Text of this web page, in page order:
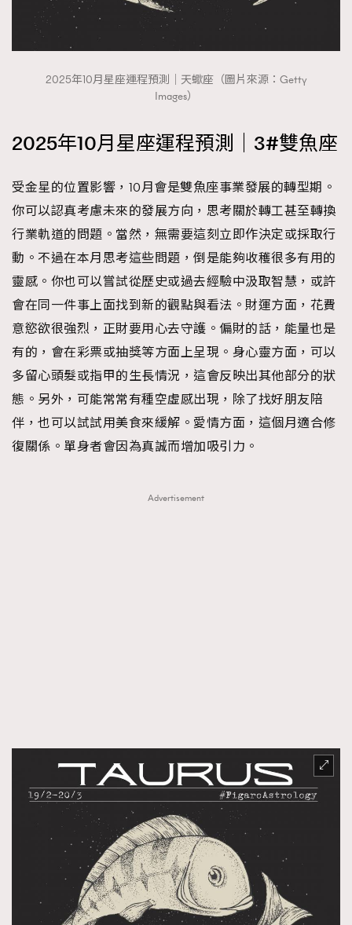
2025年10月星座運程預測｜天蠍座（圖片來源：Getty
Images）
2025年10月星座運程預測｜3#雙魚座
受金星的位置影響，10月會是雙魚座事業發展的轉型期。
你可以認真考慮未來的發展方向，思考關於轉工甚至轉換
行業軌道的問題。當然，無需要這刻立即作決定或採取行
動。不過在本月思考這些問題，倒是能夠收穫很多有用的
靈感。你也可以嘗試從歷史或過去經驗中汲取智慧，或許
會在同一件事上面找到新的觀點與看法。財運方面，花費
意慾欲很強烈，正財要用心去守護。偏財的話，能量也是
有的，會在彩票或抽獎等方面上呈現。身心靈方面，可以
多留心頭髮或指甲的生長情況，這會反映出其他部分的狀
態。另外，可能常常有種空虛感出現，除了找好朋友陪
伴，也可以試試用美食來緩解。愛情方面，這個月適合修
復關係。單身者會因為真誠而增加吸引力。
Advertisement